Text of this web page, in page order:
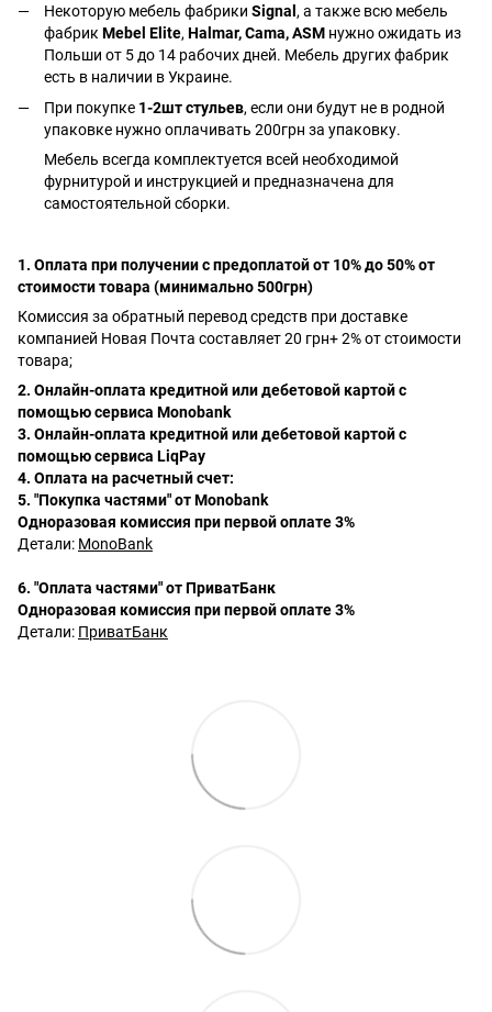
Некоторую мебель фабрики Signal , а также всю мебель
фабрик Mebel Elite, Halmar, Cama, ASM нужно ожидать из
Польши от 5 до 14 рабочих дней. Мебель других фабрик
есть в наличии в Украине.
При покупке 1-2шт стульев, если они будут не в родной
упаковке нужно оплачивать 200грн за упаковку.
Мебель всегда комплектуется всей необходимой
фурнитурой и инструкцией и предназначена для
самостоятельной сборки.
1. Оплата при получении с предоплатой от 10% до 50% от
стоимости товара (минимально 500грн)
Комиссия за обратный перевод средств при доставке
компанией Новая Почта составляет 20 грн+ 2% от стоимости
товара;
2. Онлайн-оплата кредитной или дебетовой картой с
помощью сервиса Monobank
3. Онлайн-оплата кредитной или дебетовой картой с
помощью сервиса LiqPay
4. Оплата на расчетный счет:
5. "Покупка частями" от Monobank
Одноразовая комиссия при первой оплате 3%
Детали: MonoBank
6. "Оплата частями" от ПриватБанк
Одноразовая комиссия при первой оплате 3%
Детали: ПриватБанк